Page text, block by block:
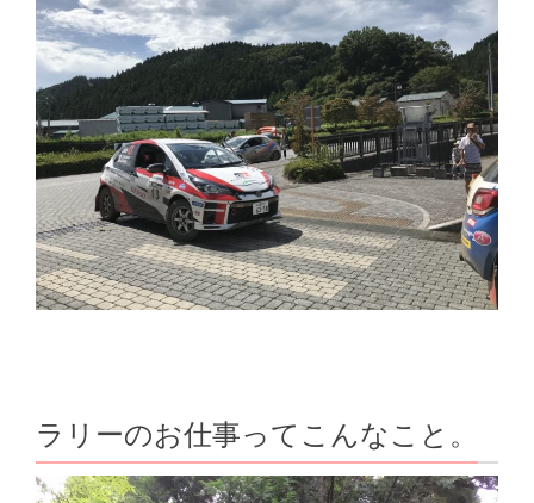
ラリーのお仕事ってこんなこと。